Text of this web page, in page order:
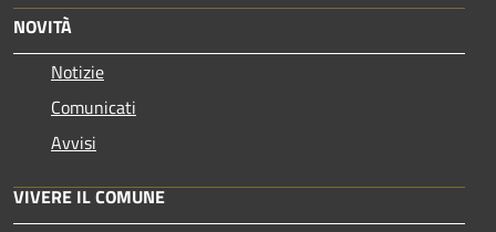
NOVITÀ
Notizie
Comunicati
Avvisi
VIVERE IL COMUNE